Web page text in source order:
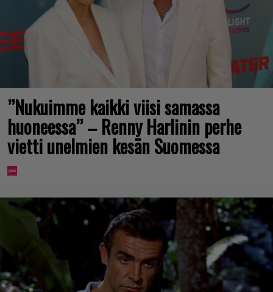
”Nukuimme kaikki viisi samassa
huoneessa” – Renny Harlinin perhe
vietti unelmien kesän Suomessa